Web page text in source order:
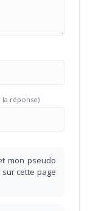
réponse)
mon pseudo
cette page